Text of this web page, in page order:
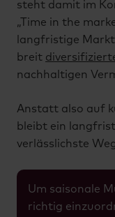
steht damit im
„Time in the
langfristige
breit
nachhaltigen
Anstatt also auf
bleibt ein
verlässlichste
Um saisonale
richtig